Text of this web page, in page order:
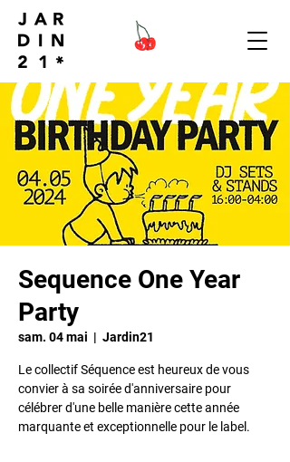
Sequence One Year
Party
sam. 04 mai
  |
Jardin21
Le collectif Séquence est heureux de vous
convier à sa soirée d'anniversaire pour
célébrer d'une belle manière cette année
marquante et exceptionnelle pour le label.